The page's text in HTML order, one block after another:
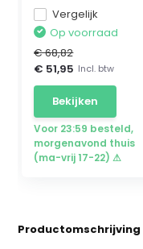
Vergelijk
Op voorraad
€ 68,82
€ 51,95 Incl. btw
Bekijken
Voor 23:59 besteld,
morgenavond thuis
(ma-vrij 17-22) ⚠
Productomschrijving